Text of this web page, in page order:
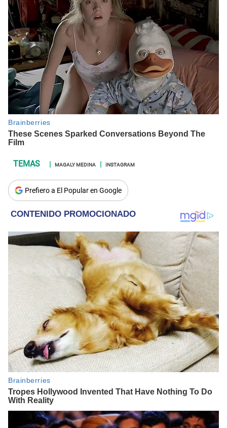
MAGALY MEDINA INSTAGRAM
Prefiero a El Popular en Google